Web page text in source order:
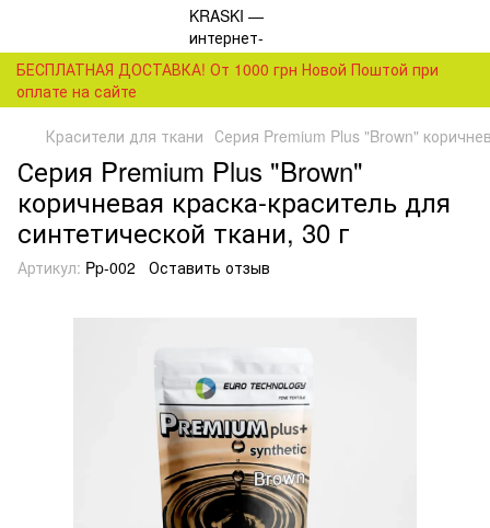
БЕСПЛАТНАЯ ДОСТАВКА! От 1000 грн Новой Поштой при
оплате на сайте
Красители для ткани Серия Premium Plus "Brown"
Серия Premium Plus "Brown"
коричневая краска-краситель для
синтетической ткани, 30 г
Артикул: Pp-002 Оставить отзыв